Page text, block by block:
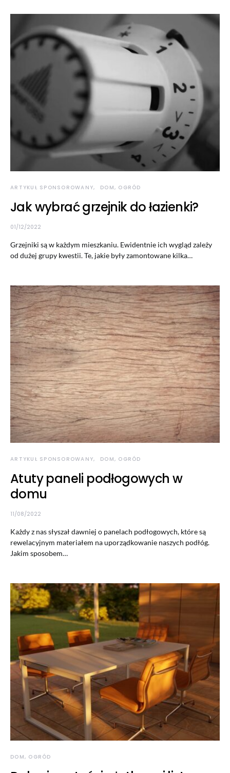
ARTYKUŁ SPONSOROWANY DOM, OGRÓD
Jak wybrać grzejnik do łazienki?
01/12/2022
Grzejniki są w każdym mieszkaniu. Ewidentnie ich wygląd zależy
od dużej grupy kwestii. Te, jakie były zamontowane kilka…
ARTYKUŁ SPONSOROWANY DOM, OGRÓD
Atuty paneli podłogowych w
domu
11/08/2022
Każdy z nas słyszał dawniej o panelach podłogowych, które są
rewelacyjnym materiałem na uporządkowanie naszych podłóg.
Jakim sposobem…
DOM, OGRÓD